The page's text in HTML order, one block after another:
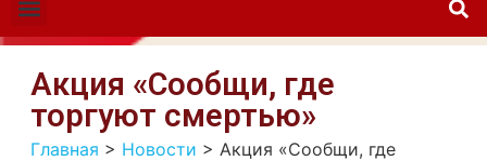
Акция «Сообщи, где
торгуют смертью»
Главная > Новости > Акция «Сообщи, где